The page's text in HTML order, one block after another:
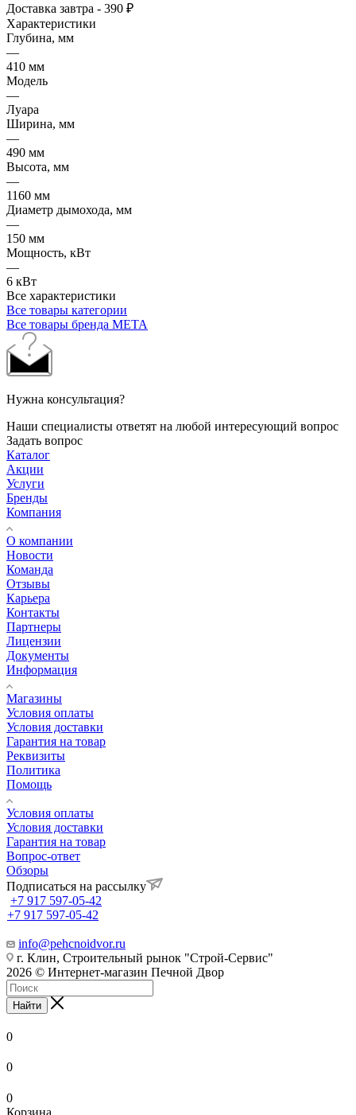
Доставка завтра - 390 ₽
Характеристики
Глубина, мм
—
410 мм
Модель
—
Луара
Ширина, мм
—
490 мм
Высота, мм
—
1160 мм
Диаметр дымохода, мм
—
150 мм
Мощность, кВт
—
6 кВт
Все характеристики
Все товары категории
Все товары бренда МЕТА
Нужна консультация?
Наши специалисты ответят на любой интересующий вопрос
Задать вопрос
Каталог
Акции
Услуги
Бренды
Компания
О компании
Новости
Команда
Отзывы
Карьера
Контакты
Партнеры
Лицензии
Документы
Информация
Магазины
Условия оплаты
Условия доставки
Гарантия на товар
Реквизиты
Политика
Помощь
Условия оплаты
Условия доставки
Гарантия на товар
Вопрос-ответ
Обзоры
Подписаться на рассылку
+7 917 597-05-42
+7 917 597-05-42
info@pehcnoidvor.ru
г. Клин, Строительный рынок "Строй-Сервис"
2026 © Интернет-магазин Печной Двор
Найти
0
0
0
Корзина